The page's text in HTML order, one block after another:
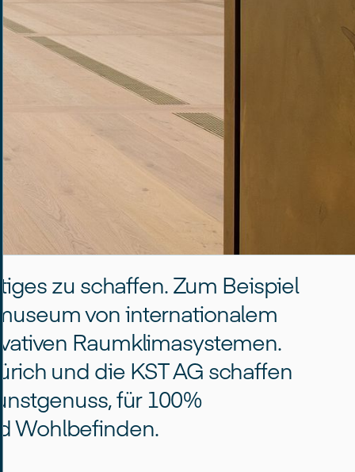
zu schaffen. Zum Beispiel
von internationalem
Raumklimasystemen.
und die KST AG schaffen
für 100%
Wohlbefinden.